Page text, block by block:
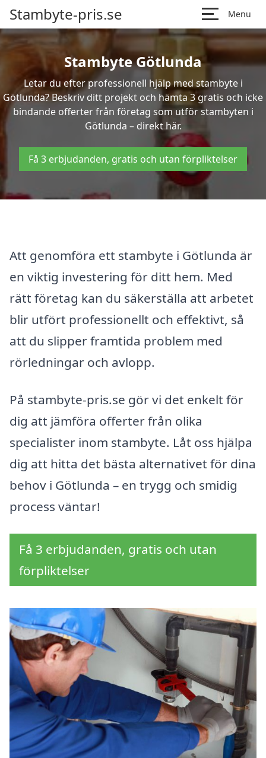
Stambyte-pris.se Menu
Stambyte Götlunda
Letar du efter professionell hjälp med stambyte i
Götlunda? Beskriv ditt projekt och hämta 3 gratis och icke
bindande offerter från företag som utför stambyten i
Götlunda – direkt här.
Få 3 erbjudanden, gratis och utan förpliktelser
Att genomföra ett stambyte i Götlunda är
en viktig investering för ditt hem. Med
rätt företag kan du säkerställa att arbetet
blir utfört professionellt och effektivt, så
att du slipper framtida problem med
rörledningar och avlopp.
På stambyte-pris.se gör vi det enkelt för
dig att jämföra offerter från olika
specialister inom stambyte. Låt oss hjälpa
dig att hitta det bästa alternativet för dina
behov i Götlunda – en trygg och smidig
process väntar!
Få 3 erbjudanden, gratis och utan
förpliktelser